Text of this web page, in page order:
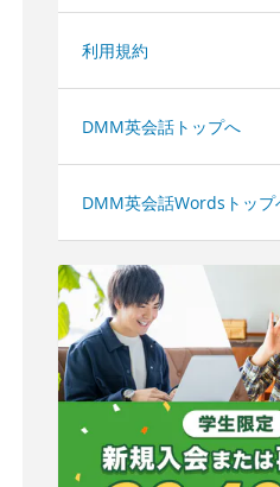
利用規約
DMM英会話トップへ
DMM英会話Wordsトップ